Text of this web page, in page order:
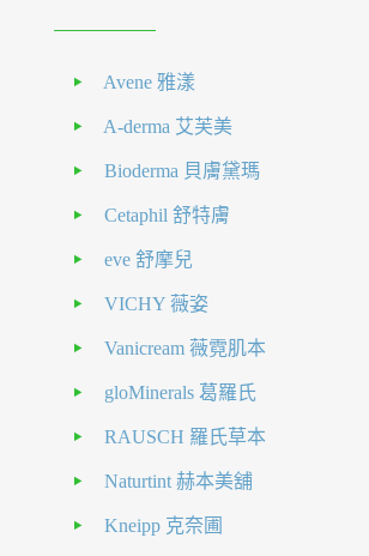
Avene 雅漾
A-derma 艾芙美
Bioderma 貝膚黛瑪
Cetaphil 舒特膚
eve 舒摩兒
VICHY 薇姿
Vanicream 薇霓肌本
gloMinerals 葛羅氏
RAUSCH 羅氏草本
Naturtint 赫本美舖
Kneipp 克奈圃